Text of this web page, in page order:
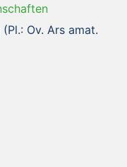
Ov. Ars amat.